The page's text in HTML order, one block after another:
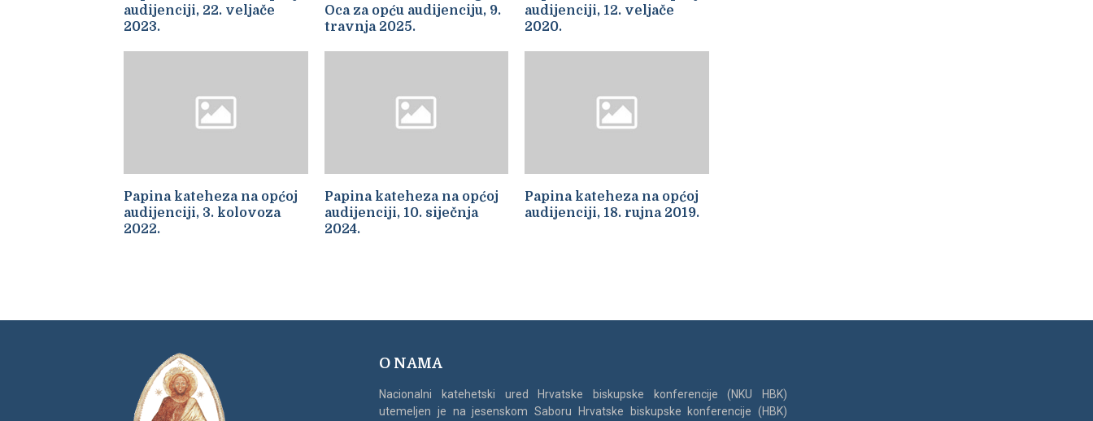
audijenciji, 22. veljače
2023.
Oca za opću audijenciju, 9.
travnja 2025.
audijenciji, 12. veljače
2020.
Papina kateheza na općoj
audijenciji, 3. kolovoza
2022.
Papina kateheza na općoj
audijenciji, 10. siječnja
2024.
Papina kateheza na općoj
audijenciji, 18. rujna 2019.
O NAMA
Nacionalni katehetski ured Hrvatske biskupske konferencije (NKU HBK)
utemeljen je na jesenskom Saboru Hrvatske biskupske konferencije (HBK)